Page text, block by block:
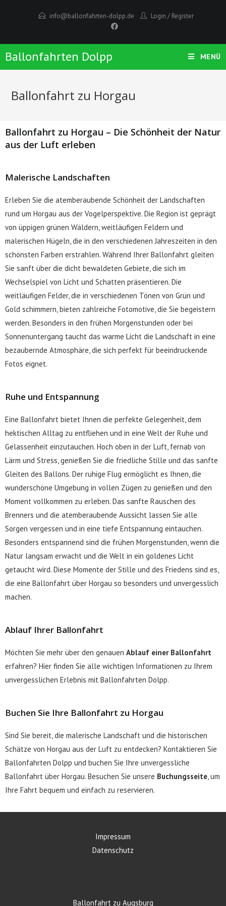
info@ballonfahrten-dolpp.de Login / Register
Ballonfahrten Dolpp MENÜ
Ballonfahrt zu Horgau
Ballonfahrt zu Horgau – Die Schönheit der Natur
aus der Luft erleben
Malerische Landschaften
Erleben Sie die atemberaubende Schönheit der Landschaften
rund um Horgau aus der Vogelperspektive. Die Region ist geprägt
von üppigen grünen Wäldern, weitläufigen Feldern und
malerischen Hügeln, die in den verschiedenen Jahreszeiten in den
schönsten Farben erstrahlen. Während Ihrer Ballonfahrt gleiten
Sie sanft über die dicht bewaldeten Gebiete, die sich im
Wechselspiel von Licht und Schatten präsentieren. Die
weitläufigen Felder, die in verschiedenen Tönen von Grün und
Gold schimmern, bieten zahlreiche Fotomotive, die Sie begeistern
werden. Besonders in den frühen Morgenstunden oder bei
Sonnenuntergang taucht das warme Licht die Landschaft in eine
bezaubernde Atmosphäre, die sich perfekt für beeindruckende
Fotos eignet.
Ruhe und Entspannung
Eine Ballonfahrt bietet Ihnen die perfekte Gelegenheit, dem
hektischen Alltag zu entfliehen und in eine Welt der Ruhe und
Gelassenheit einzutauchen. Hoch oben in der Luft, fernab von
Lärm und Stress, genießen Sie die friedliche Stille und das sanfte
Gleiten des Ballons. Der ruhige Flug ermöglicht es Ihnen, die
wunderschöne Umgebung in vollen Zügen zu genießen und den
Moment vollkommen zu erleben. Das sanfte Rauschen des
Brenners und die atemberaubende Aussicht lassen Sie alle
Sorgen vergessen und in eine tiefe Entspannung eintauchen.
Besonders entspannend sind die frühen Morgenstunden, wenn die
Natur langsam erwacht und die Welt in ein goldenes Licht
getaucht wird. Diese Momente der Stille und des Friedens sind es,
die eine Ballonfahrt über Horgau so besonders und unvergesslich
machen.
Ablauf Ihrer Ballonfahrt
Möchten Sie mehr über den genauen Ablauf einer Ballonfahrt
erfahren? Hier finden Sie alle wichtigen Informationen zu Ihrem
unvergesslichen Erlebnis mit Ballonfahrten Dolpp.
Buchen Sie Ihre Ballonfahrt zu Horgau
Sind Sie bereit, die malerische Landschaft und die historischen
Schätze von Horgau aus der Luft zu entdecken? Kontaktieren Sie
Ballonfahrten Dolpp und buchen Sie Ihre unvergessliche
Ballonfahrt über Horgau. Besuchen Sie unsere Buchungsseite, um
Ihre Fahrt bequem und einfach zu reservieren.
Impressum
Datenschutz
Ballonfahrt zu Augsburg